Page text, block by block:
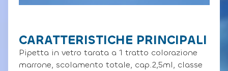
CARATTERISTICHE PRINCIPALI
Pipetta in vetro tarata a 1 tratto colorazione
marrone, scolamento totale, cap.2,5ml, classe